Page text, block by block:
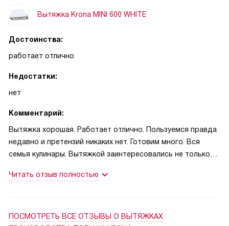
Вытяжка Krona MINI 600 WHITE
Достоинства:
работает отлично
Недостатки:
нет
Комментарий:
Вытяжка хорошая. Работает отлично. Пользуемся правда
недавно и претензий никаких нет. Готовим много. Вся
семья кулинары. Вытяжкой заинтересовались не только
полбеды. На приличном расстоянии от нас
чувствуются. И с коксохимического предприятия с другой
Читать отзыв полностью
ПОСМОТРЕТЬ ВСЕ ОТЗЫВЫ О ВЫТЯЖКАХ